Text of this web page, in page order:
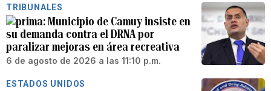
TRIBUNALES
Municipio de Camuy insiste en
su demanda contra el DRNA por
paralizar mejoras en área recreativa
6 de agosto de 2026 a las 11:10 p.m.
ESTADOS UNIDOS